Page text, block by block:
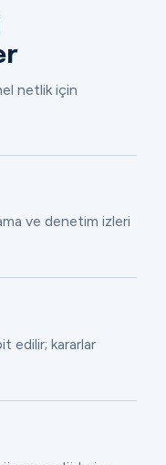
netlik için
ve denetim izleri
edilir; kararlar